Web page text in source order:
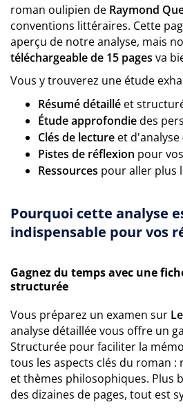
roman oulipien de Raymond
conventions littéraires. Cette
aperçu de notre analyse, mais
téléchargeable de 15 pages va
Vous y trouverez une étude
Résumé détaillé et
Étude approfondiedes
Clés de lecture et d'analyse
Pistes de réflexion pour
Ressources pour aller plus
Pourquoi cette analyse
indispensable pour vos
Gagnez du temps avec une
structurée
Vous préparez un examen sur
analyse détaillée vous offre un
Structurée pour faciliter la
tous les aspects clés du roman :
et thèmes philosophiques. Plus
des dizaines de pages, tout est